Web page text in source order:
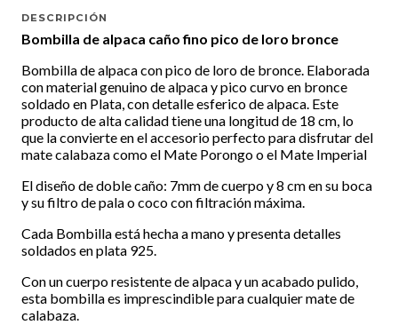
DESCRIPCIÓN
Bombilla de alpaca caño fino pico de loro bronce
Bombilla de alpaca con pico de loro de bronce. Elaborada
con material genuino de alpaca y pico curvo en bronce
soldado en Plata, con detalle esferico de alpaca. Este
producto de alta calidad tiene una longitud de 18 cm, lo
que la convierte en el accesorio perfecto para disfrutar del
mate calabaza como el Mate Porongo o el Mate Imperial
El diseño de doble caño: 7mm de cuerpo y 8 cm en su boca
y su filtro de pala o coco con filtración máxima.
Cada Bombilla está hecha a mano y presenta detalles
soldados en plata 925.
Con un cuerpo resistente de alpaca y un acabado pulido,
esta bombilla es imprescindible para cualquier mate de
calabaza.